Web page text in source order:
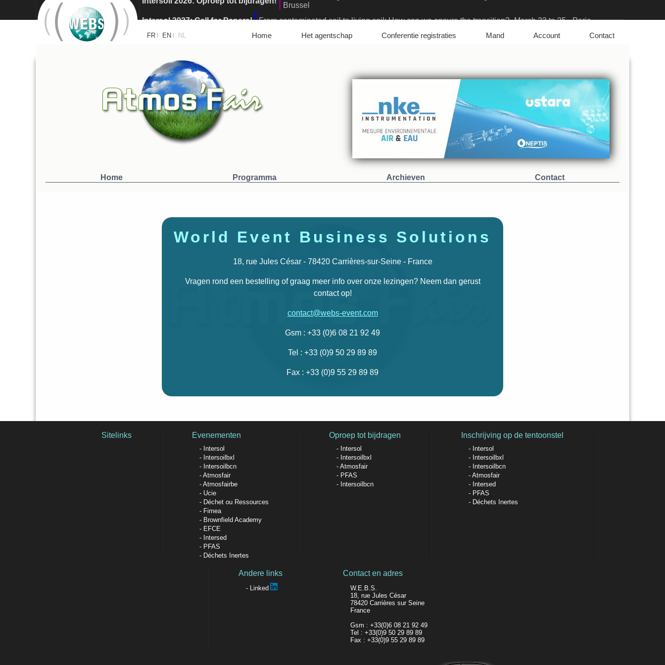
FR | EN | NL
From contaminated soil to living soil: How can we ensure the transition?- March 23 to 25 - Paris
Home Het agentschap Conferentie registraties Mand Account Contact
Home Programma Archieven Contact
World Event Business Solutions
18, rue Jules César - 78420 Carrières-sur-Seine - France
Vragen rond een bestelling of graag meer info over onze lezingen? Neem dan gerust
contact op!
contact@webs-event.com
Gsm : +33 (0)6 08 21 92 49
Tel : +33 (0)9 50 29 89 89
Fax : +33 (0)9 55 29 89 89
Sitelinks Evenementen
Intersol
Intersoilbxl
Intersoilbcn
Atmosfair
Atmosfairbe
Ucie
Déchet ou Ressources
Fimea
Brownfield Academy
EFCE
Intersed
PFAS
Déchets Inertes
Oproep tot bijdragen
Intersol
Intersoilbxl
Atmosfair
PFAS
Intersoilbcn
Inschrijving op de tentoonstel
Intersol
Intersoilbxl
Intersoilbcn
Atmosfair
Intersed
PFAS
Déchets Inertes
Andere links
Linked
Contact en adres
W.E.B.S.
18, rue Jules César
78420 Carrières sur Seine
France
Gsm : +33(0)6 08 21 92 49
Tel : +33(0)9 50 29 89 89
Fax : +33(0)9 55 29 89 89